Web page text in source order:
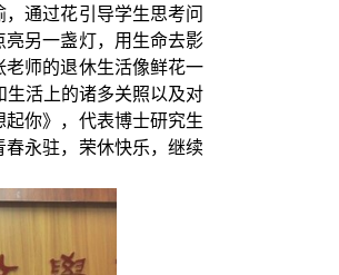
通过花引导学生思考问
另一盏灯，用生命去影
师的退休生活像鲜花一
生活上的诸多关照以及对
你》，代表博士研究生
永驻，荣休快乐，继续